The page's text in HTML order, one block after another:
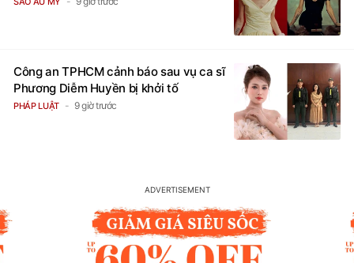
Công an TPHCM cảnh báo sau vụ ca sĩ
Phương Diễm Huyền bị khởi tố
PHÁP LUẬT 9 giờ trước